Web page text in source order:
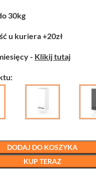
30kg
u kuriera +20zł
- Klikij tutaj
DODAJ DO KOSZYKA
KUP TERAZ